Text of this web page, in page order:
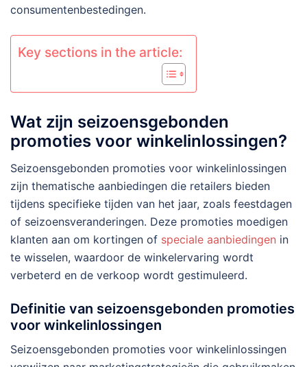
consumentenbestedingen.
Key sections in the article:
Wat zijn seizoensgebonden
promoties voor winkelinlossingen?
Seizoensgebonden promoties voor winkelinlossingen
zijn thematische aanbiedingen die retailers bieden
tijdens specifieke tijden van het jaar, zoals feestdagen
of seizoensveranderingen. Deze promoties moedigen
klanten aan om kortingen of speciale aanbiedingen in
te wisselen, waardoor de winkelervaring wordt
verbeterd en de verkoop wordt gestimuleerd.
Definitie van seizoensgebonden promoties
voor winkelinlossingen
Seizoensgebonden promoties voor winkelinlossingen